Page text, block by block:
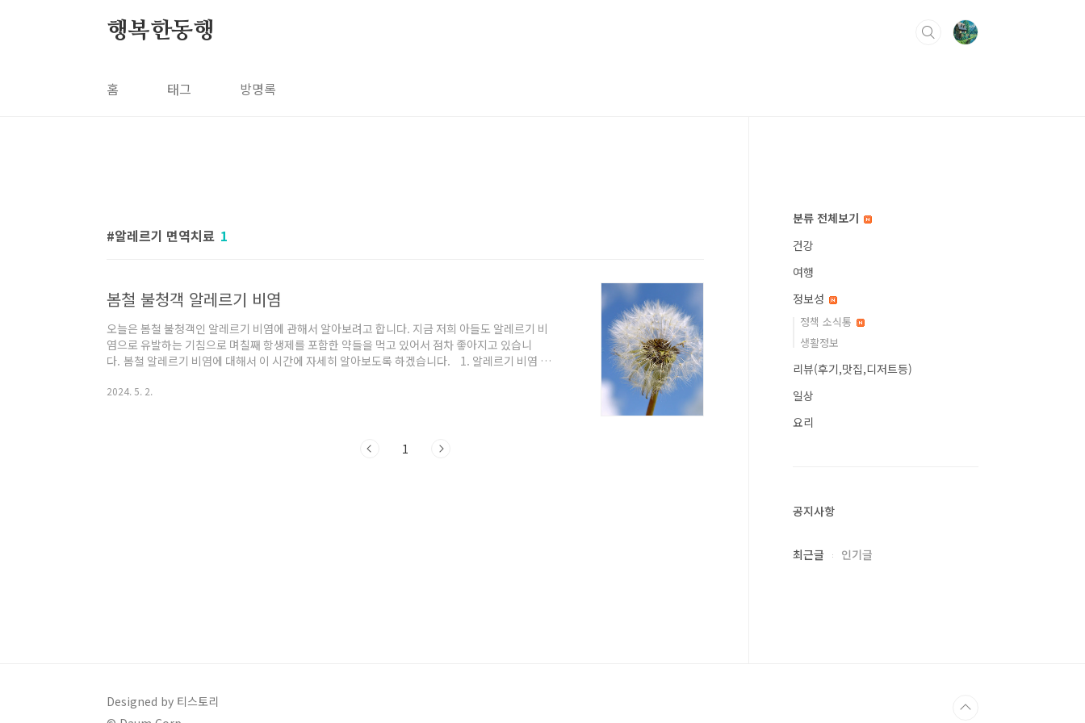
행복한동행
홈 태그 방명록
알레르기 면역치료 1
봄철 불청객 알레르기 비염
오늘은 봄철 불청객인 알레르기 비염에 관해서 알아보려고 합니다. 지금 저희 아들도 알레르기 비
염으로 유발하는 기침으로 며칠째 항생제를 포함한 약들을 먹고 있어서 점차 좋아지고 있습니
다. 봄철 알레르기 비염에 대해서 이 시간에 자세히 알아보도록 하겠습니다. 1. 알레르기 비염 증
증상으로 나타납니다. 이는 주로 봄철에 발생하는 꽃가루, 나무꽃가루등으로 봄철 알레르기 비염
다. ◆ 꽃가루봄철에는 다양한 식물들이 꽃을 피우고 꽃가..
2024. 5. 2.
1
분류 전체보기
건강
여행
정보성
정책 소식통
생활정보
리뷰(후기,맛집,디저트등)
일상
요리
공지사항
최근글 인기글
Designed by 티스토리